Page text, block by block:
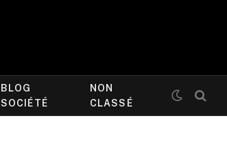
BLOG
SOCIÉTÉ
NON
CLASSÉ